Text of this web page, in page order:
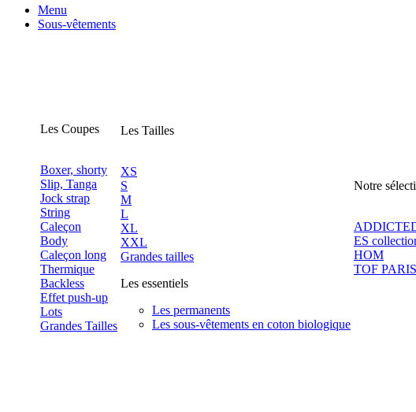
Menu
Sous-vêtements
Les Coupes
Boxer, shorty
Slip, Tanga
Jock strap
String
Caleçon
Body
Caleçon long
Thermique
Backless
Effet push-up
Lots
Grandes Tailles
Les Tailles
XS
S
M
L
XL
XXL
Grandes tailles
Les essentiels
Les permanents
Les sous-vêtements en coton biologique
Notre
ES
HOM
TOF PARIS